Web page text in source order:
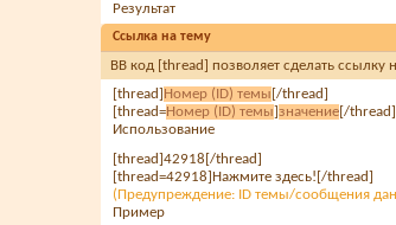
Результат
Ссылка на тему
BB код [thread] позволяет сделать
[thread] Номер (ID) темы [/thread]
[thread=Номер (ID) темы]значение[/thread]
Использование
[thread]42918[/thread]
[thread=42918]Нажмите здесь![/thread]
(Предупреждение: ID темы/сообщения
Пример